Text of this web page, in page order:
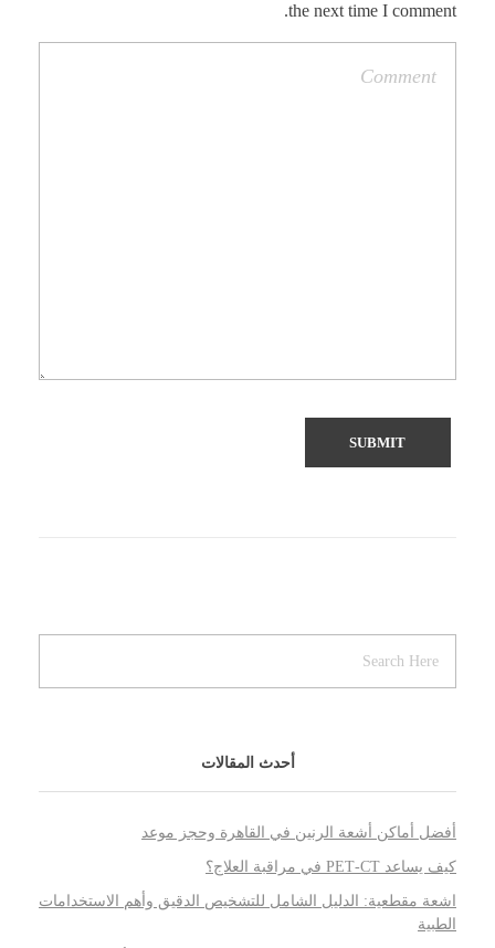
the next time I comment.
أحدث المقالات
أفضل أماكن أشعة الرنين في القاهرة وحجز موعد
كيف يساعد PET‑CT في مراقبة العلاج؟
اشعة مقطعية: الدليل الشامل للتشخيص الدقيق وأهم الاستخدامات
الطبية